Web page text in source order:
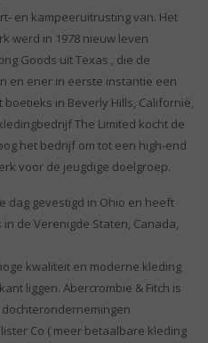
en kampeeruitrusting van. Het
werd in 1978 nieuw leven
Goods uit Texas , die de
en ener in eerste instantie een
in Beverly Hills, Californië,
The Limited kocht de
het bedrijf om tot een high-end
voor de jeugdige doelgroep.
dag gevestigd in Ohio en heeft
de Verenigde Staten, Canada,
kwaliteit en moderne kleding
liggen. Abercrombie & Fitch is
Co ( meer betaalbare kleding